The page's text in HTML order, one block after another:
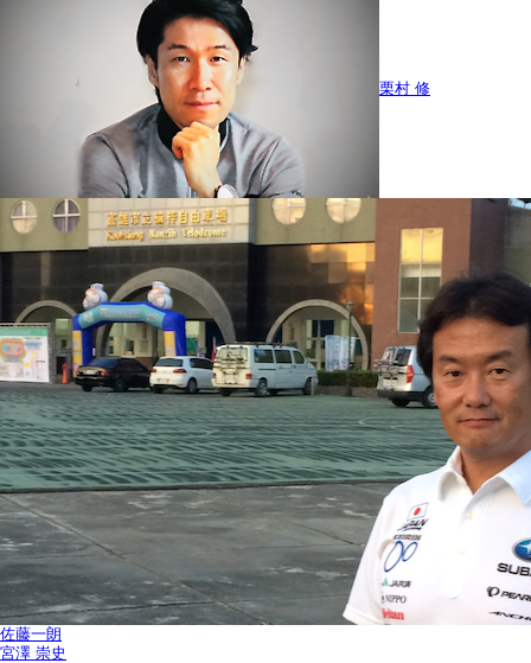
栗村 修
佐藤一朗
宮澤 崇史